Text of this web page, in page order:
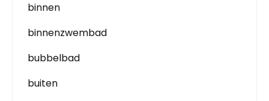
binnen
binnenzwembad
bubbelbad
buiten